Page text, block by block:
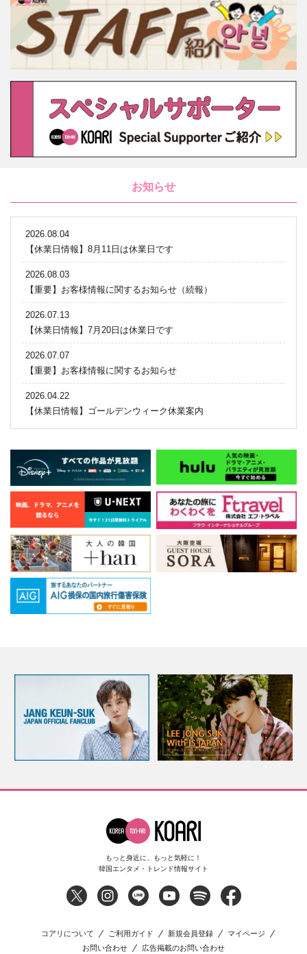
お知らせ
2026.08.04
【休業日情報】8月11日は休業日です
2026.08.03
【重要】お客様情報に関するお知らせ（続報）
2026.07.13
【休業日情報】7月20日は休業日です
2026.07.07
【重要】お客様情報に関するお知らせ
2026.04.22
【休業日情報】ゴールデンウィーク休業案内
もっと身近に、もっと気軽に！
韓国エンタメ・トレンド情報サイト
コアリについて ご利用ガイド 新規会員登録
マイページ
お問い合わせ
広告掲載のお問い合わせ